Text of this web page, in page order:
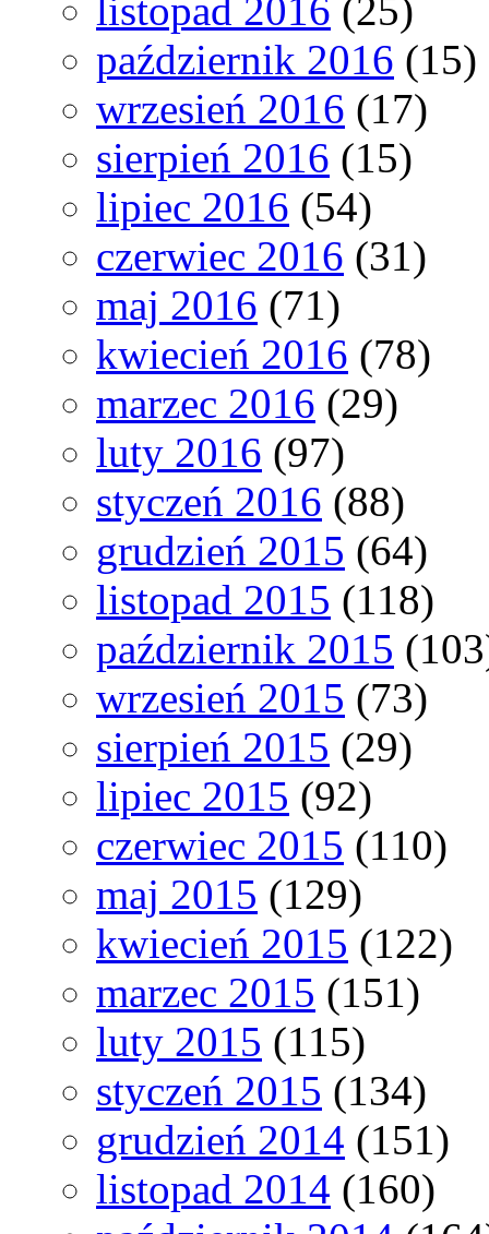
listopad 2016 (25)
październik 2016 (15)
wrzesień 2016 (17)
sierpień 2016 (15)
lipiec 2016 (54)
czerwiec 2016 (31)
maj 2016 (71)
kwiecień 2016 (78)
marzec 2016 (29)
luty 2016 (97)
styczeń 2016 (88)
grudzień 2015 (64)
listopad 2015 (118)
październik 2015
wrzesień 2015 (73)
sierpień 2015 (29)
lipiec 2015 (92)
czerwiec 2015 (110)
maj 2015 (129)
kwiecień 2015 (122)
marzec 2015 (151)
luty 2015 (115)
styczeń 2015 (134)
grudzień 2014 (151)
listopad 2014 (160)